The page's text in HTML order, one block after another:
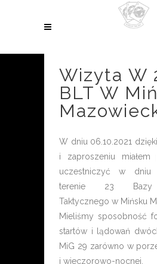
Wizyta W
BLT W
W dniu 06.10.2021
i zaproszeniu miałem
uczestniczyć w dniu
terenie 23 Bazy
Taktycznego w Mińsku
Mieliśmy sposobność
startów i lądowań
MiG 29 zarówno w
i wieczorowo-nocnej.